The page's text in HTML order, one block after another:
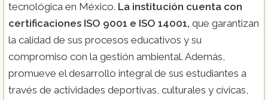
tecnológica en México. La institución cuenta con
certificaciones ISO 9001 e ISO 14001, que garantizan
la calidad de sus procesos educativos y su
compromiso con la gestión ambiental. Además,
promueve el desarrollo integral de sus estudiantes a
través de actividades deportivas, culturales y cívicas,